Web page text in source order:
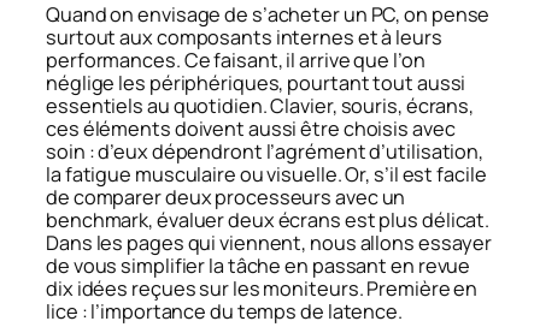
Quand on envisage de s’acheter un PC, on pense
surtout aux composants internes et à leurs
performances. Ce faisant, il arrive que l’on
néglige les périphériques, pourtant tout aussi
essentiels au quotidien. Clavier, souris, écrans,
ces éléments doivent aussi être choisis avec
soin : d’eux dépendront l’agrément d’utilisation,
la fatigue musculaire ou visuelle. Or, s’il est facile
de comparer deux processeurs avec un
benchmark, évaluer deux écrans est plus délicat.
Dans les pages qui viennent, nous allons essayer
de vous simplifier la tâche en passant en revue
dix idées reçues sur les moniteurs. Première en
lice : l’importance du temps de latence.